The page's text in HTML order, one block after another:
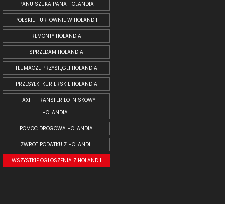
PANU SZUKA PANA HOLANDIA
POLSKIE HURTOWNIE W HOLANDII
REMONTY HOLANDIA
SPRZEDAM HOLANDIA
TŁUMACZE PRZYSIĘGLI HOLANDIA
PRZESYŁKI KURIERSKIE HOLANDIA
TAXI – TRANSFER LOTNISKOWY
HOLANDIA
POMOC DROGOWA HOLANDIA
ZWROT PODATKU Z HOLANDII
WSZYSTKIE OGŁOSZENIA Z HOLANDII